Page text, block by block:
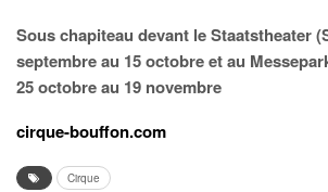
Sous chapiteau devant le Staatstheater
septembre au 15 octobre et au
25 octobre au 19 novembre
cirque-bouffon.com
Cirque